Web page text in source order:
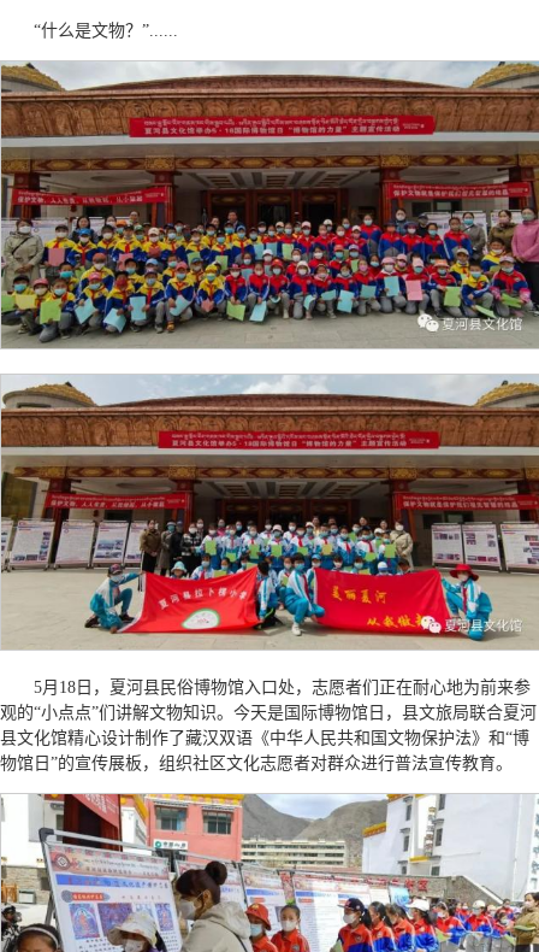
“什么是文物？”......
5月18日，夏河县民俗博物馆入口处，志愿者们正在耐心地为前来参
观的“小点点”们讲解文物知识。今天是国际博物馆日，县文旅局联合夏河
县文化馆精心设计制作了藏汉双语《中华人民共和国文物保护法》和“博
物馆日”的宣传展板，组织社区文化志愿者对群众进行普法宣传教育。